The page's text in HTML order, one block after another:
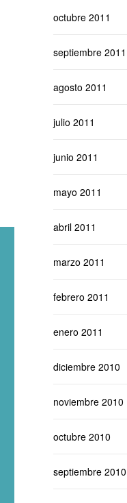
octubre 2011
septiembre 2011
agosto 2011
julio 2011
junio 2011
mayo 2011
abril 2011
marzo 2011
febrero 2011
enero 2011
diciembre 2010
noviembre 2010
octubre 2010
septiembre 2010